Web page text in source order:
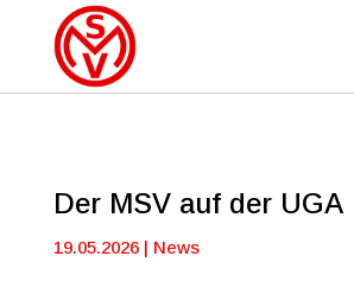
Der MSV auf der UGA
19.05.2026| News